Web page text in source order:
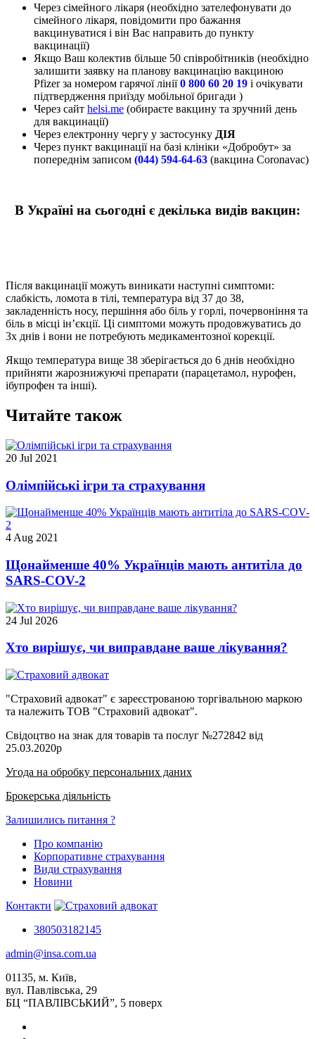
Через сімейного лікаря (необхідно зателефонувати до
сімейного лікаря, повідомити про бажання
вакцинуватися і він Вас направить до пункту
вакцинації)
Якщо Ваш колектив більше 50 співробітників (необхідно
залишити заявку на планову вакцинацію вакциною
Pfizer за номером гарячої лінії0 800 60 20 19 і очікувати
підтвердження приїзду мобільної бригади )
Через сайт helsi.me (обираєте вакцину та зручний день
для вакцинації)
Через електронну чергу у застосунку ДІЯ
Через пункт вакцинації на базі клініки «Добробут» за
попереднім записом (044) 594-64-63 (вакцина Coronavac)
В Україні на сьогодні є декілька видів вакцин:
Після вакцинації можуть виникати наступні симптоми:
слабкість, ломота в тілі, температура від 37 до 38,
закладенність носу, першіння або біль у горлі, почервоніння та
біль в місці ін’єкції. Ці симптоми можуть продовжуватись до
3х днів і вони не потребують медикаментозної корекції.
Якщо температура вище 38 зберігається до 6 днів необхідно
прийняти жарознижуючі препарати (парацетамол, нурофен,
ібупрофен та інші).
Читайте також
20 Jul 2021
Олімпійські ігри та страхування
4 Aug 2021
Щонайменше 40% Українців мають антитіла до
SARS-COV-2
24 Jul 2026
Хто вирішує, чи виправдане ваше лікування?
"Страховий адвокат" є зареєстрованою торгівальною маркою
та належить ТОВ "Страховий адвокат".
Свідоцтво на знак для товарів та послуг №272842 від
25.03.2020р
Угода на обробку персональних даних
Брокерська діяльність
Залишились питання ?
Про компанію
Корпоративне страхування
Види страхування
Новини
Контакти
380503182145
admin@insa.com.ua
01135, м. Київ,
вул. Павлівська, 29
БЦ “ПАВЛІВСЬКИЙ”, 5 поверх